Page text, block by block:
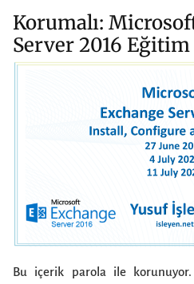
Korumalı:
Server 2016
Bu içerik parola ile